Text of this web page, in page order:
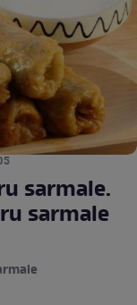
sarmale.
sarmale